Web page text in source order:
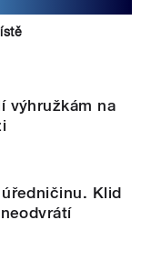
výhružkám na
Klid